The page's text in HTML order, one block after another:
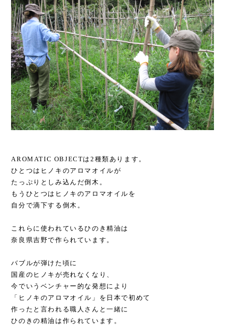
AROMATIC OBJECTは2種類あります。
ひとつはヒノキのアロマオイルが
たっぷりとしみ込んだ倒木。
もうひとつはヒノキのアロマオイルを
自分で滴下する倒木。
これらに使われているひのき精油は
奈良県吉野で作られています。
バブルが弾けた頃に
国産のヒノキが売れなくなり、
今でいうベンチャー的な発想により
「ヒノキのアロマオイル」を日本で初めて
作ったと言われる職人さんと一緒に
ひのきの精油は作られています。